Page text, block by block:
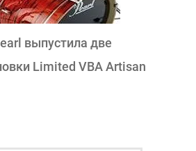
выпустила две
Limited VBA Artisan